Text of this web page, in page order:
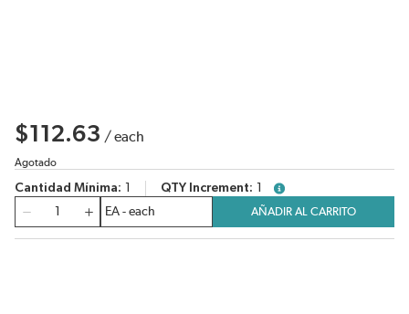
$112.63 /each
Agotado
Cantidad Mínima QTY Increment
more info
Cantidad
AÑADIR AL CARRITO